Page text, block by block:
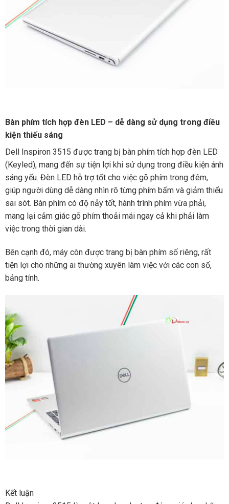
Bàn phím tích hợp đèn LED – dễ dàng sử dụng trong điều
kiện thiếu sáng
Dell Inspiron 3515 được trang bị bàn phím tích hợp đèn LED
(Keyled), mang đến sự tiện lợi khi sử dụng trong điều kiện ánh
sáng yếu. Đèn LED hỗ trợ tốt cho việc gõ phím trong đêm,
giúp người dùng dễ dàng nhìn rõ từng phím bấm và giảm thiểu
sai sót. Bàn phím có độ nảy tốt, hành trình phím vừa phải,
mang lại cảm giác gõ phím thoải mái ngay cả khi phải làm
việc trong thời gian dài.
Bên cạnh đó, máy còn được trang bị bàn phím số riêng, rất
tiện lợi cho những ai thường xuyên làm việc với các con số,
bảng tính.
Kết luận